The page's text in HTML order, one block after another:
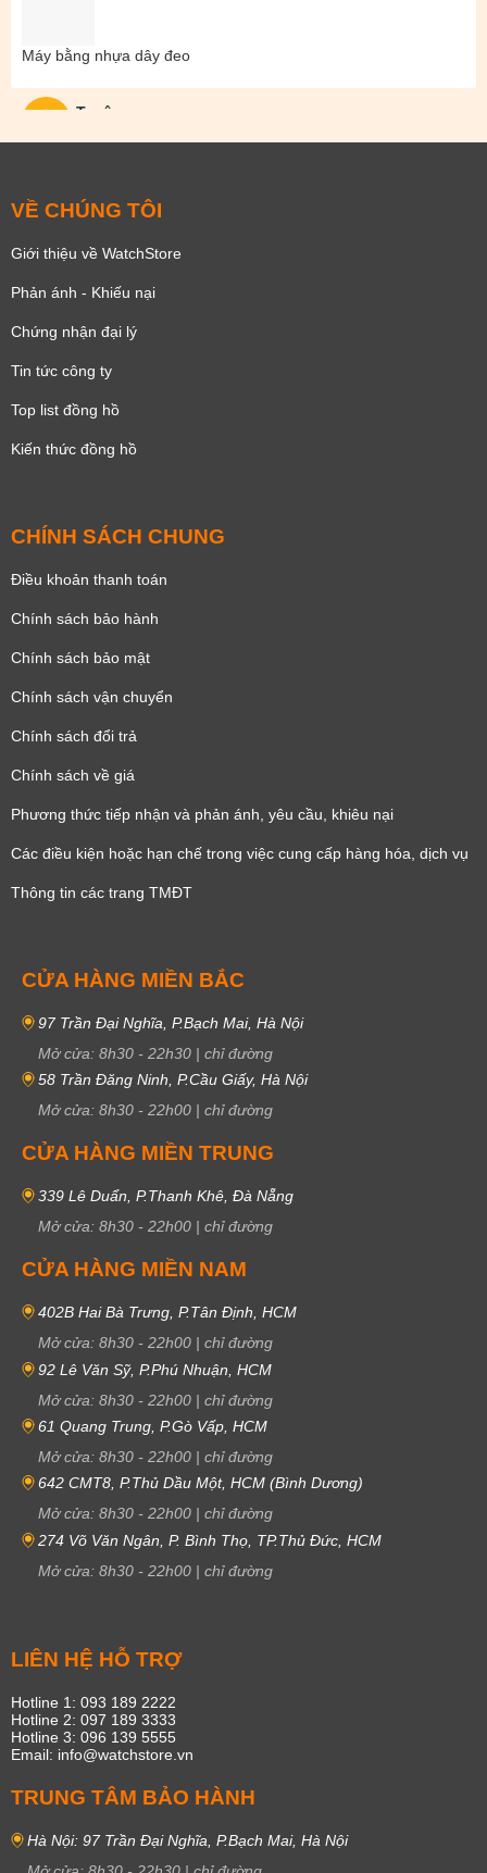
Tuyên
Máy bằng nhựa dây đeo
VỀ CHÚNG TÔI
Giới thiệu về WatchStore
Phản ánh - Khiếu nại
Chứng nhận đại lý
Tin tức công ty
Top list đồng hồ
Kiến thức đồng hồ
CHÍNH SÁCH CHUNG
Điều khoản thanh toán
Chính sách bảo hành
Chính sách bảo mật
Chính sách vận chuyển
Chính sách đổi trả
Chính sách về giá
Phương thức tiếp nhận và phản ánh, yêu cầu, khiêu nại
Các điều kiện hoặc hạn chế trong việc cung cấp hàng hóa, dịch vụ
Thông tin các trang TMĐT
CỬA HÀNG MIỀN BẮC
97 Trần Đại Nghĩa, P.Bạch Mai, Hà Nội
Mở cửa: 8h30 - 22h30 | chỉ đường
58 Trần Đăng Ninh, P.Cầu Giấy, Hà Nội
Mở cửa: 8h30 - 22h00 | chỉ đường
CỬA HÀNG MIỀN TRUNG
339 Lê Duẩn, P.Thanh Khê, Đà Nẵng
Mở cửa: 8h30 - 22h00 | chỉ đường
CỬA HÀNG MIỀN NAM
402B Hai Bà Trưng, P.Tân Định, HCM
Mở cửa: 8h30 - 22h00 | chỉ đường
92 Lê Văn Sỹ, P.Phú Nhuận, HCM
Mở cửa: 8h30 - 22h00 | chỉ đường
61 Quang Trung, P.Gò Vấp, HCM
Mở cửa: 8h30 - 22h00 | chỉ đường
642 CMT8, P.Thủ Dầu Một, HCM (Bình Dương)
Mở cửa: 8h30 - 22h00 | chỉ đường
274 Võ Văn Ngân, P. Bình Thọ, TP.Thủ Đức, HCM
Mở cửa: 8h30 - 22h00 | chỉ đường
LIÊN HỆ HỖ TRỢ
Hotline 1: 093 189 2222
Hotline 2: 097 189 3333
Hotline 3: 096 139 5555
Email: info@watchstore.vn
TRUNG TÂM BẢO HÀNH
Hà Nội: 97 Trần Đại Nghĩa, P.Bạch Mai, Hà Nội